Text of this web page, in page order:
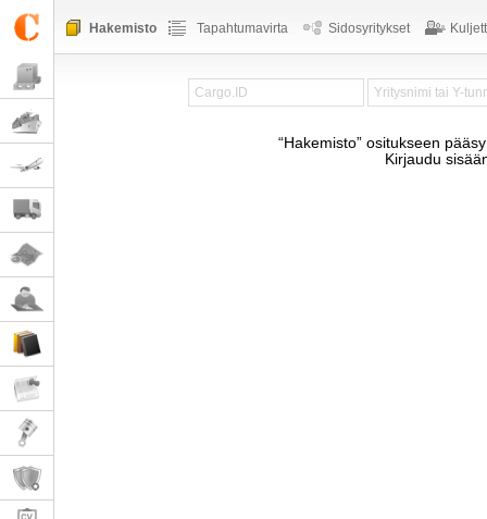
Hakemisto Tapahtumavirta Sidosyritykset
“Hakemisto” ositukseen
Kirjaudu